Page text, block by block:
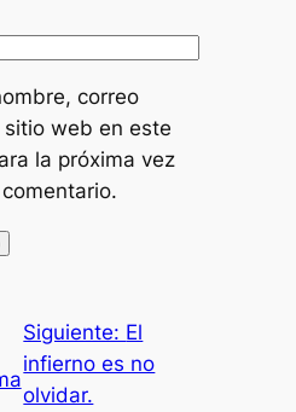
correo
web en este
la próxima vez
Siguiente: El
infierno es no
olvidar.